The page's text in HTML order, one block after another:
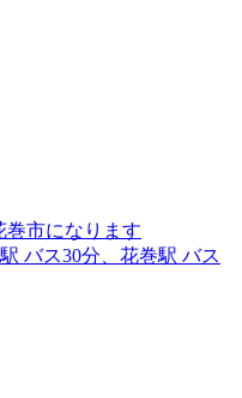
市になります
バス30分、花巻駅 バス